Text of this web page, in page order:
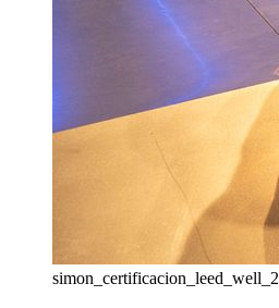
simon_certificacion_leed_well_2